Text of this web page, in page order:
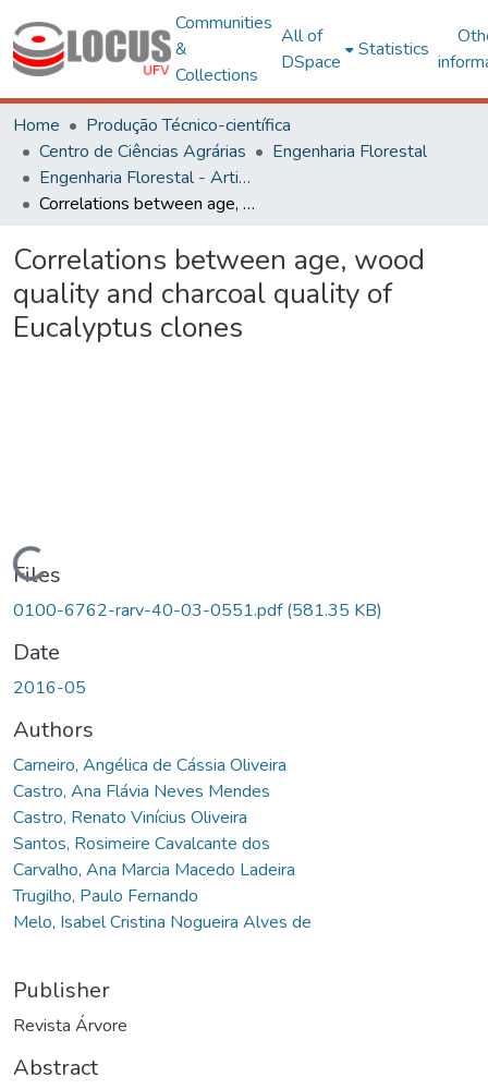
Communities
&
Collections
All of
DSpace
Statistics
Home
Produção Técnico-científica
Centro de Ciências Agrárias
Engenharia Florestal
Engenharia Florestal - Artigos
Correlations between age, wood quality and charcoal quality of Eucalyptus clones
Correlations between age, wood
quality and charcoal quality of
Eucalyptus clones
Files
0100-6762-rarv-40-03-0551.pdf(581.35 KB)
Date
2016-05
Authors
Carneiro, Angélica de Cássia Oliveira
Castro, Ana Flávia Neves Mendes
Castro, Renato Vinícius Oliveira
Santos, Rosimeire Cavalcante dos
Carvalho, Ana Marcia Macedo Ladeira
Trugilho, Paulo Fernando
Melo, Isabel Cristina Nogueira Alves de
Publisher
Revista Árvore
Abstract